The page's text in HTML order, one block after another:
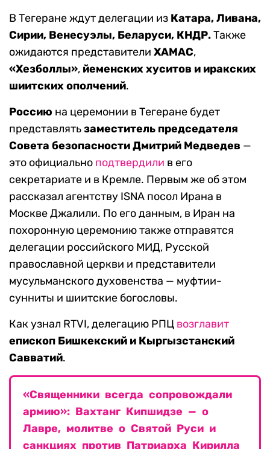
В Тегеране ждут делегации из Катара, Ливана,
Сирии, Венесуэлы, Беларуси, КНДР.Также
ожидаются представители ХАМАС,
«Хезболлы», йеменских хуситов и иракских
шиитских ополчений.
Россию на церемонии в Тегеране будет
представлятьзаместитель председателя
Совета безопасности Дмитрий Медведев —
это официально подтвердили в его
секретариате и в Кремле. Первым же об этом
рассказал агентству ISNA посол Ирана в
Москве Джалили. По его данным, в Иран на
похоронную церемонию также отправятся
делегации российского МИД, Русской
православной церкви и представители
мусульманского духовенства — муфтии-
сунниты и шиитские богословы.
Как узнал RTVI, делегацию РПЦ возглавит
епископ Бишкекский и Кыргызстанский
Савватий.
«Священники всегда сопровождали
армию»: Вахтанг Кипшидзе — о
Лавре, молитве о Святой Руси и
санкциях против Патриарха Кирилла